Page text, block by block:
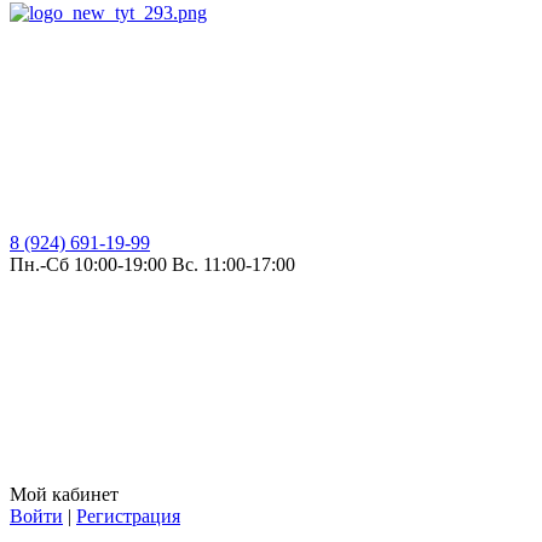
8 (924) 691-19-99
Пн.-Сб 10:00-19:00 Вс. 11:00-17:00
Мой кабинет
Войти | Регистрация